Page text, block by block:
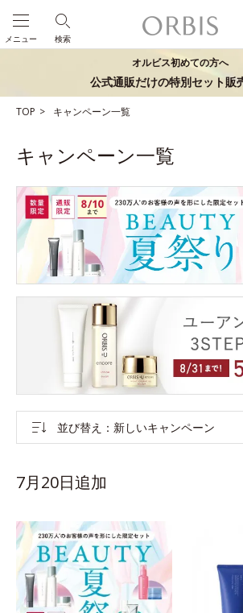
検索
メニュー
オルビス初めての方へ
公式通販だけの特別セット販
TOP キャンペーン一覧
キャンペーン一覧
並び替え 新しいキャンペーン
7月20日追加